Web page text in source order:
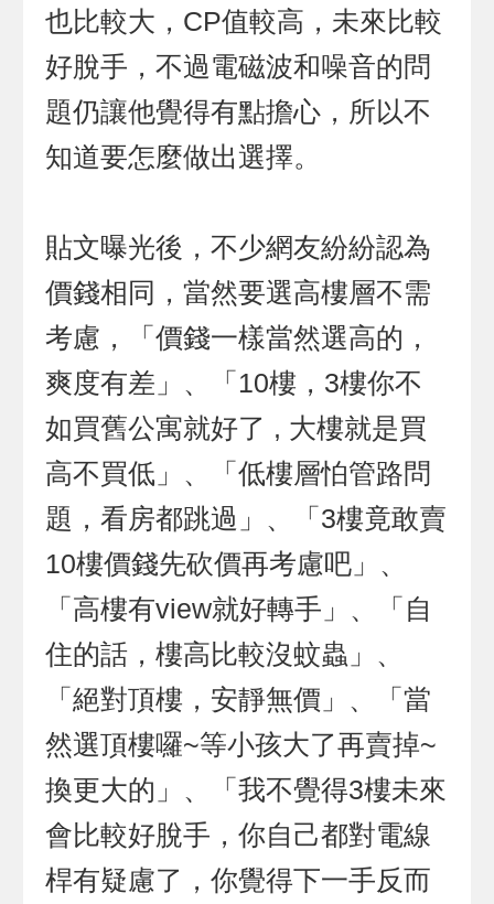
也比較大，CP值較高，未來比較
好脫手，不過電磁波和噪音的問
題仍讓他覺得有點擔心，所以不
知道要怎麼做出選擇。
貼文曝光後，不少網友紛紛認為
價錢相同，當然要選高樓層不需
考慮，「價錢一樣當然選高的，
爽度有差」、「10樓，3樓你不
如買舊公寓就好了 , 大樓就是買
高不買低」、「低樓層怕管路問
題，看房都跳過」、「3樓竟敢賣
10樓價錢先砍價再考慮吧」、
「高樓有view就好轉手」、「自
住的話，樓高比較沒蚊蟲」、
「絕對頂樓，安靜無價」、「當
然選頂樓囉~等小孩大了再賣掉~
換更大的」、「我不覺得3樓未來
會比較好脫手，你自己都對電線
桿有疑慮了，你覺得下一手反而